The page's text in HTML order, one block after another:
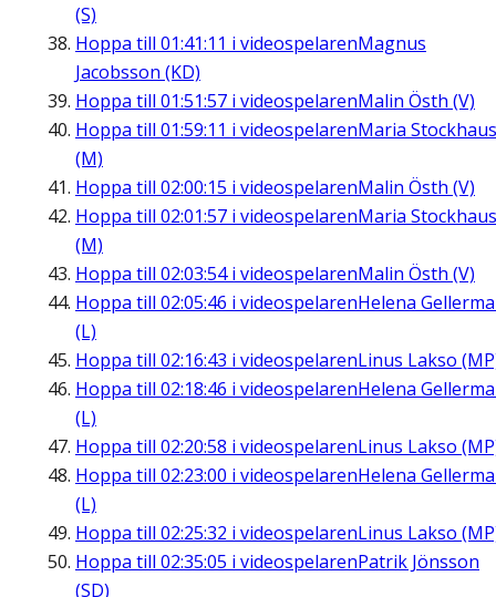
(S)
Hoppa till 01:41:11 i videospelarenMagnus
Jacobsson (KD)
Hoppa till 01:51:57 i videospelarenMalin Östh (V)
Hoppa till 01:59:11 i videospelarenMaria Stockhaus
(M)
Hoppa till 02:00:15 i videospelarenMalin Östh (V)
Hoppa till 02:01:57 i videospelarenMaria Stockhaus
(M)
Hoppa till 02:03:54i videospelarenMalin Östh (V)
Hoppa till 02:05:46 i videospelarenHelena
(L)
Hoppa till 02:16:43 i videospelarenLinus Lakso
Hoppa till 02:18:46 i videospelarenHelena
(L)
Hoppa till 02:20:58 i videospelarenLinus Lakso
Hoppa till 02:23:00 i videospelarenHelena
(L)
Hoppa till 02:25:32 i videospelarenLinus Lakso
Hoppa till 02:35:05 i videospelarenPatrik Jönsson
(SD)